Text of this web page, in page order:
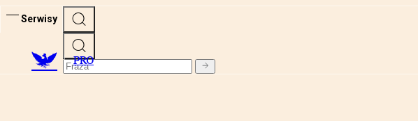
Serwisy
PRO